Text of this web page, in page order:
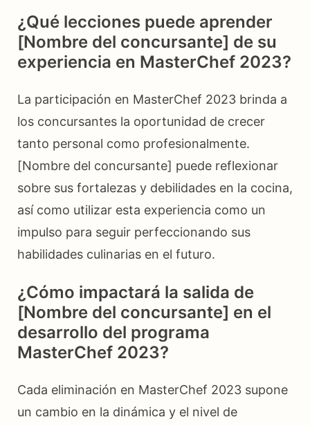
¿Qué lecciones puede aprender
[Nombre del concursante] de su
experiencia en MasterChef 2023?
La participación en MasterChef 2023 brinda a
los concursantes la oportunidad de crecer
tanto personal como profesionalmente.
[Nombre del concursante] puede reflexionar
sobre sus fortalezas y debilidades en la cocina,
así como utilizar esta experiencia como un
impulso para seguir perfeccionando sus
habilidades culinarias en el futuro.
¿Cómo impactará la salida de
[Nombre del concursante] en el
desarrollo del programa
MasterChef 2023?
Cada eliminación en MasterChef 2023 supone
un cambio en la dinámica y el nivel de